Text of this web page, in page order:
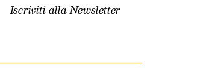
Iscriviti allaNewsletter